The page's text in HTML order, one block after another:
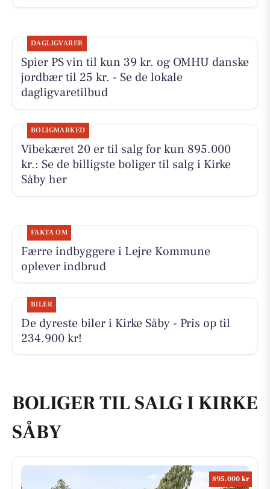
DAGLIGVARER
Spier PS vin til kun 39 kr. og OMHU danske
jordbær til 25 kr. - Se de lokale
dagligvaretilbud
BOLIGMARKED
Vibekæret 20 er til salg for kun 895.000
kr.: Se de billigste boliger til salg i Kirke
Såby her
FAKTA OM
Færre indbyggere i Lejre Kommune
oplever indbrud
BILER
De dyreste biler i Kirke Såby - Pris op til
234.900 kr!
BOLIGER TIL SALG I KIRKE
SÅBY
895.000 kr